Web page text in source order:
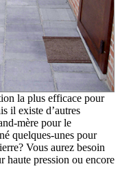
la plus efficace pour
il existe d’autres
mère pour le
quelques-unes pour
Vous aurez besoin
haute pression ou encore